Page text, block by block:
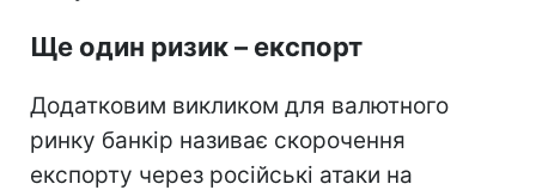
Ще один ризик – експорт
Додатковим викликом для валютного
ринку банкір називає скорочення
експорту через російські атаки на